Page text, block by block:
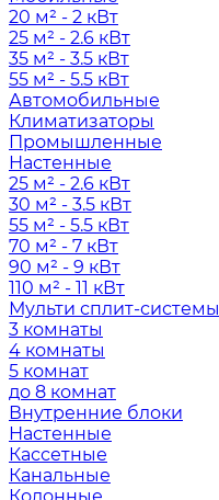
20 м² - 2 кВт
25 м² - 2.6 кВт
35 м² - 3.5 кВт
55 м² - 5.5 кВт
Автомобильные
Климатизаторы
Промышленные
Настенные
25 м² - 2.6 кВт
30 м² - 3.5 кВт
55 м² - 5.5 кВт
70 м² - 7 кВт
90 м² - 9 кВт
110 м² - 11 кВт
Мульти сплит-системы
3 комнаты
4 комнаты
5 комнат
до 8 комнат
Внутренние блоки
Настенные
Кассетные
Канальные